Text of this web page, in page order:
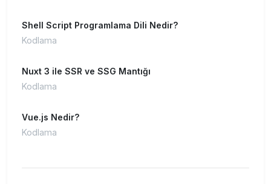
Shell Script Programlama Dili Nedir?
Kodlama
Nuxt 3 ile SSR ve SSG Mantığı
Kodlama
Vue.js Nedir?
Kodlama